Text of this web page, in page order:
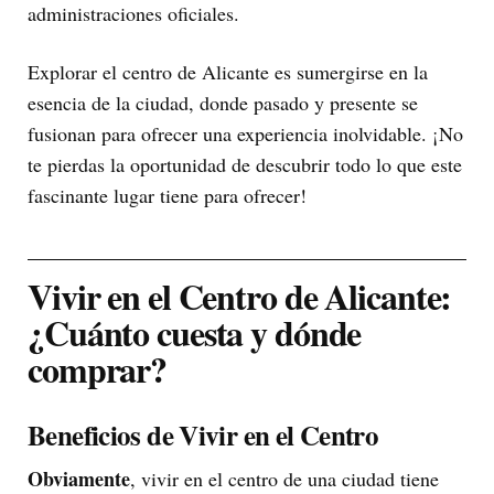
administraciones oficiales.
Explorar el centro de Alicante es sumergirse en la
esencia de la ciudad, donde pasado y presente se
fusionan para ofrecer una experiencia inolvidable. ¡No
te pierdas la oportunidad de descubrir todo lo que este
fascinante lugar tiene para ofrecer!
Vivir en el Centro de Alicante:
¿Cuánto cuesta y dónde
comprar?
Beneficios de Vivir en el Centro
Obviamente, vivir en el centro de una ciudad tiene